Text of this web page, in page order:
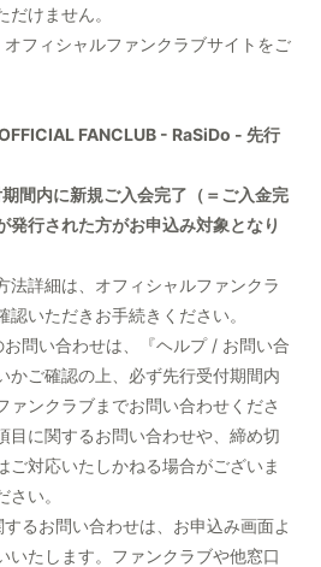
けません。
フィシャルファンクラブサイトをご
FANCLUB - RaSiDo - 先行
間内に新規ご入会完了（＝ご入金完
発行された方がお申込み対象となり
法詳細は、オフィシャルファンクラ
いただきお手続きください。
問い合わせは、『ヘルプ / お問い合
かご確認の上、必ず先行受付期間内
ァンクラブまでお問い合わせくださ
目に関するお問い合わせや、締め切
ご対応いたしかねる場合がございま
い。
るお問い合わせは、お申込み画面よ
いたします。ファンクラブや他窓口